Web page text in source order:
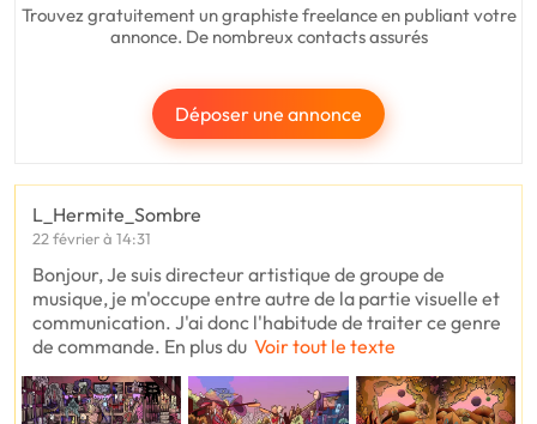
Trouvez gratuitement un graphiste freelance en publiant votre
annonce. De nombreux contacts assurés
Déposer une annonce
L_Hermite_Sombre
22 février à 14:31
Bonjour, Je suis directeur artistique de groupe de
musique, je m'occupe entre autre de la partie visuelle et
communication. J'ai donc l'habitude de traiter ce genre
de commande. En plus du Voir tout le texte